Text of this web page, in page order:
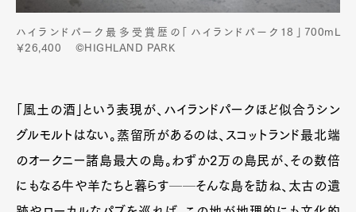
Art&DesignWatchFashion
Product CultureLifestyle
ハイランドパーク最多受賞歴の「ハイランドパーク18」700mL
￥26,400 ©HIGHLAND PARK
「風土の酒」という表現が、ハイランドパークほど似合うシン
グルモルトはない。蒸留所があるのは、スコットランド最北端
のオークニー諸島最大の島。わずか2万の島民が、その数倍
にもなる牛や羊たちと暮らす──そんな島を訪ね、太古の遺